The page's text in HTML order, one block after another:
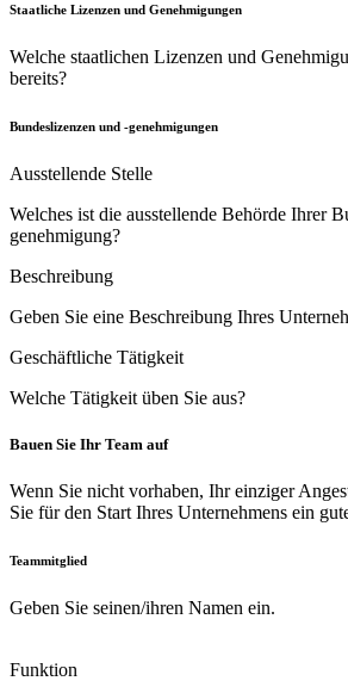
Staatliche Lizenzen und Genehmigungen
Welche staatlichen Lizenzen und
bereits?
Bundeslizenzen und -genehmigungen
Ausstellende Stelle
Welches ist die ausstellende Behörde Ihrer
genehmigung?
Beschreibung
Geben Sie eine Beschreibung Ihres
Geschäftliche Tätigkeit
Welche Tätigkeit üben Sie aus?
Bauen Sie Ihr Team auf
Wenn Sie nicht vorhaben, Ihr einziger
Sie für den Start Ihres Unternehmens ein
Teammitglied
Geben Sie seinen/ihren Namen ein.
Funktion